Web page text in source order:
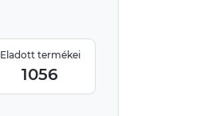
Eladott termékei
1056